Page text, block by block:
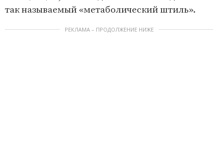
так называемый «метаболический штиль».
РЕКЛАМА – ПРОДОЛЖЕНИЕ НИЖЕ